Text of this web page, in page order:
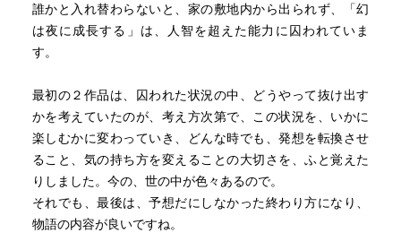
誰かと入れ替わらないと、家の敷地内から出られず、「幻
は夜に成長する」は、人智を超えた能力に囚われていま
す。
最初の２作品は、囚われた状況の中、どうやって抜け出す
かを考えていたのが、考え方次第で、この状況を、いかに
楽しむかに変わっていき、どんな時でも、発想を転換させ
ること、気の持ち方を変えることの大切さを、ふと覚えた
りしました。今の、世の中が色々あるので。
それでも、最後は、予想だにしなかった終わり方になり、
物語の内容が良いですね。